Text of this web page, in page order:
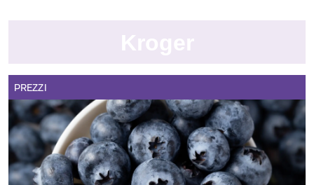
PREZZI